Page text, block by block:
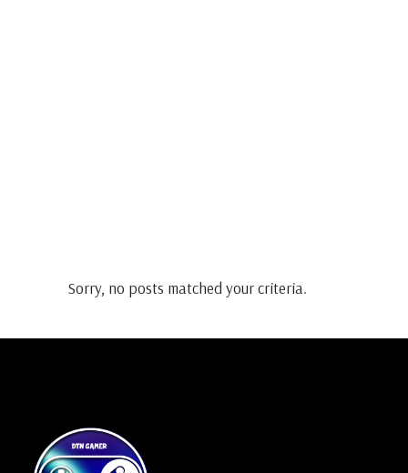
Sorry, no posts matched your criteria.